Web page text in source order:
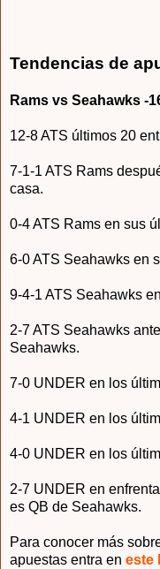
Tendencias de
Rams vs Seahawks -
12-8 ATS últimos 20
7-1-1 ATS Rams
casa.
0-4 ATS Rams en sus
6-0 ATS Seahawks en
9-4-1 ATS Seahawks
2-7 ATS Seahawks
Seahawks.
7-0 UNDER en los
4-1 UNDER en los
4-0 UNDER en los
2-7 UNDER en
es QB de Seahawks.
Para conocer más
apuestas entra en este